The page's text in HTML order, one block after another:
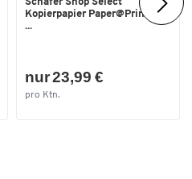
Kopierpapier Paper@Print, DIN
...
nur 23,99 €
pro Ktn.